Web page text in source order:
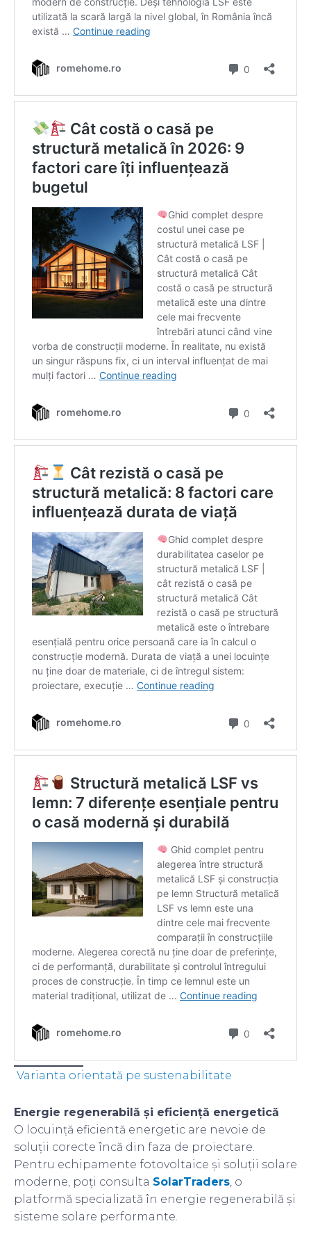
Varianta orientată pe sustenabilitate
Energie regenerabilă și eficiență energetică
O locuință eficientă energetic are nevoie de
soluții corecte încă din faza de proiectare.
Pentru echipamente fotovoltaice și soluții solare
moderne, poți consulta SolarTraders , o
platformă specializată în energie regenerabilă și
sisteme solare performante.